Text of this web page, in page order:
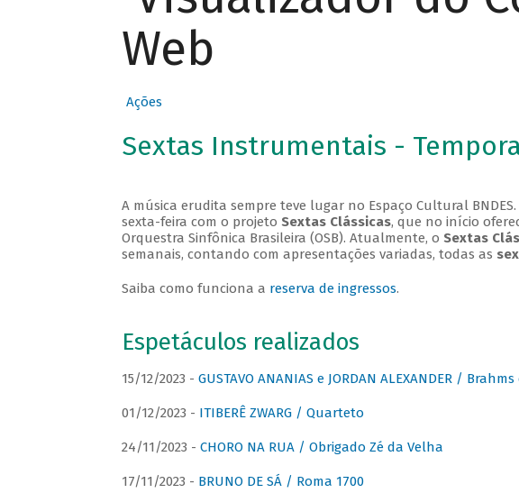
Web
Ações
Sextas Instrumentais -
A música erudita sempre teve lugar no Espaço Cultural
sexta-feira com o projeto Sextas Clássicas, que no início
Orquestra Sinfônica Brasileira (OSB). Atualmente, o Sextas
semanais, contando com apresentações variadas, todas as
Saiba como funciona a reserva de ingressos.
Espetáculos realizados
15/12/2023 - GUSTAVO ANANIAS e JORDAN ALEXANDER /
01/12/2023 - ITIBERÊ ZWARG / Quarteto
24/11/2023 - CHORO NA RUA / Obrigado Zé da Velha
17/11/2023 - BRUNO DE SÁ / Roma 1700